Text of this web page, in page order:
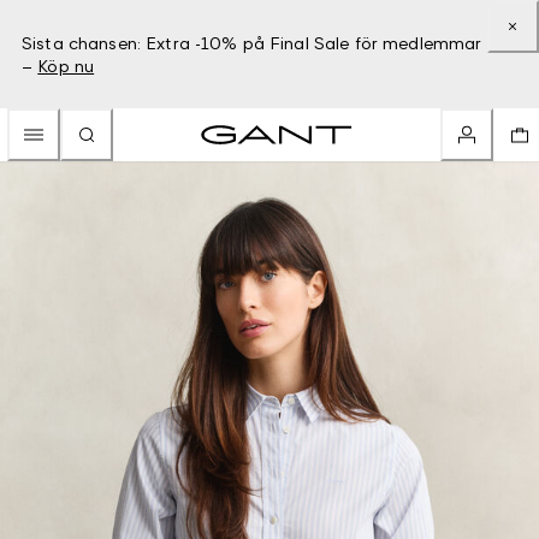
Sista chansen: Extra -10% på Final Sale för medlemmar
– Köp nu